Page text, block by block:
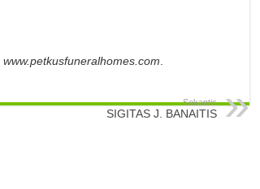
www.petkusfuneralhomes.com
Sekantis
SIGITAS J. BANAITIS